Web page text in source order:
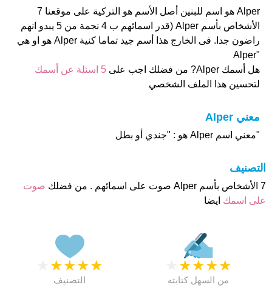
Alper هو اسم للبنين أصل الأسم هو التركية على موقعنا 7
الأشخاص بأسم Alper (قدر اسمائهم ب 4 نجمة من 5 يبدو انهم
راضون جدا. فى الخارج هذا أسم جيد تماما كنية Alper هو او هي
"Alper
هل أسمك Alper? من فضلك اجب على
5 اسئلة عن أسمك
لتحسين هذا الملف الشخصي
معني Alper
"معني اسم Alper هو : "جندي أو بطل
التصنيف
7 الأشخاص بأسم Alper صوت على اسمائهم . من فضلك
صوت
على اسمك ايضا
★
★
★
★
التصنيف
★
★
★
★
من السهل كتابته